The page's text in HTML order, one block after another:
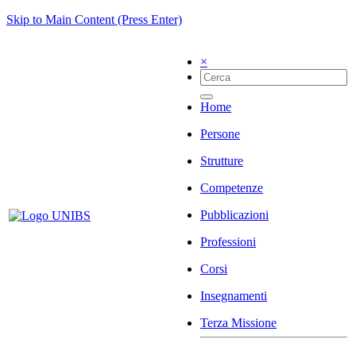
Skip to Main Content (Press Enter)
×
Home
Persone
Strutture
Competenze
Pubblicazioni
Professioni
Corsi
Insegnamenti
Terza Missione